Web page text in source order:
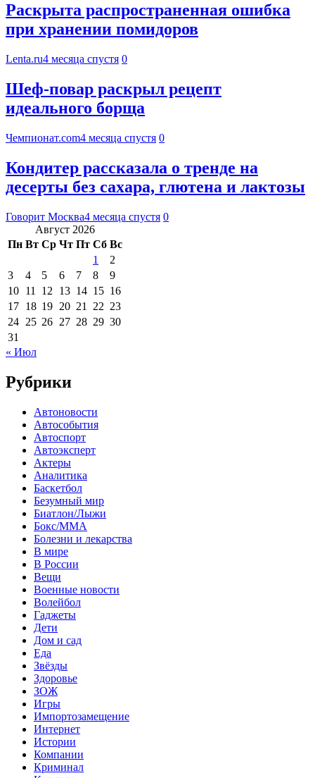
Раскрыта распространенная ошибка
при хранении помидоров
Lenta.ru4 месяца спустя 0
Шеф-повар раскрыл рецепт
идеального борща
Чемпионат.com4 месяца спустя 0
Кондитер рассказала о тренде на
десерты без сахара, глютена и лактозы
Говорит Москва4 месяца спустя 0
Август 2026
Пн Вт Ср Чт Пт Сб Вс
1
2
3
4 5 6 7 8
9
10 11 12 13 14 15 16
17 18 19 20 21 22 23
24 25 26 27 28 29 30
31
« Июл
Рубрики
Автоновости
Автособытия
Автоспорт
Автоэксперт
Актеры
Аналитика
Баскетбол
Безумный мир
Биатлон/Лыжи
Бокс/MMA
Болезни и лекарства
В мире
В России
Вещи
Военные новости
Волейбол
Гаджеты
Дети
Дом и сад
Еда
Звёзды
Здоровье
ЗОЖ
Игры
Импортозамещение
Интернет
Истории
Компании
Криминал